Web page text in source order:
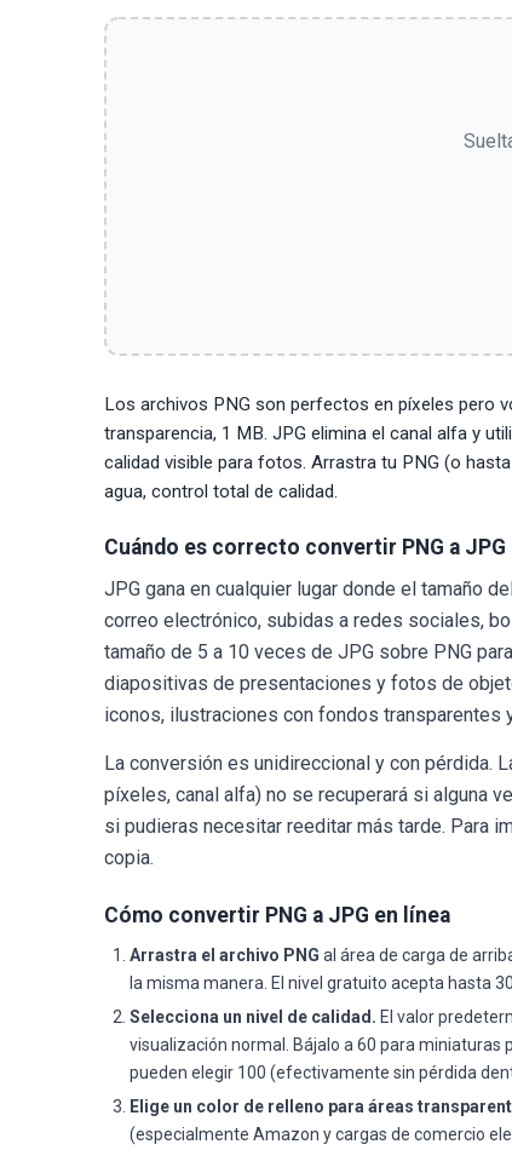
Los archivos PNG son perfectos en píxeles pero
transparencia, 1 MB. JPG elimina el canal alfa y
calidad visible para fotos. Arrastra tu PNG (o
agua, control total de calidad.
Cuándo es correcto convertir PNG a JPG
JPG gana en cualquier lugar donde el tamaño
correo electrónico, subidas a redes sociales,
tamaño de 5 a 10 veces de JPG sobre PNG
diapositivas de presentaciones y fotos de
iconos, ilustraciones con fondos transparentes
La conversión es unidireccional y con pérdida.
píxeles, canal alfa) no se recuperará si alguna
si pudieras necesitar reeditar más tarde. Para
copia.
Cómo convertir PNG a JPG en línea
Arrastra el archivo PNG al área de carga de
la misma manera. El nivel gratuito acepta hasta
Selecciona un nivel de calidad. El valor
visualización normal. Bájalo a 60 para miniaturas
pueden elegir 100 (efectivamente sin pérdida
Elige un color de relleno para áreas
(especialmente Amazon y cargas de comercio